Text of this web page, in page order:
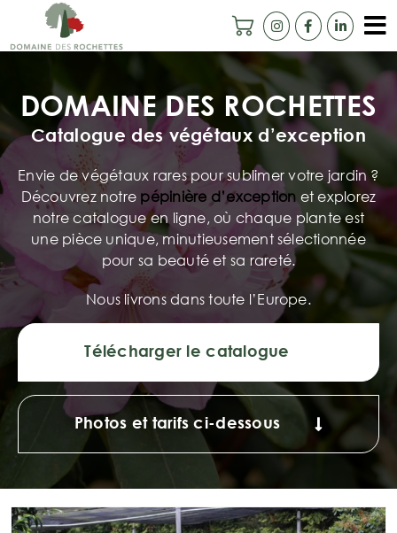
contenu
Notre histoire
Camélias Centenaires
Catalogue en ligne
Ils nous font confiance
Livraison
DOMAINE DES ROCHETTES
Catalogue des végétaux d’exception
Envie de végétaux rares pour sublimer votre jardin ?
Découvrez notre pépinière d’exception et explorez
notre catalogue en ligne, où chaque plante est
une pièce unique, minutieusement sélectionnée
pour sa beauté et sa rareté.
Nous livrons dans toute l’Europe.
Télécharger le catalogue
Photos et tarifs ci-dessous